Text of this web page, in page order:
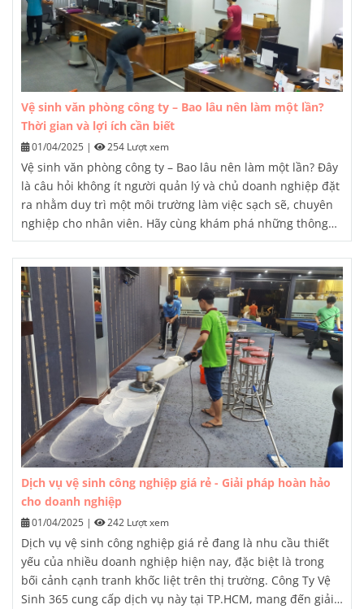
Vệ sinh văn phòng công ty – Bao lâu nên làm một lần?
Thời gian và lợi ích cần biết
01/04/2025 | 254 Lượt xem
Vệ sinh văn phòng công ty – Bao lâu nên làm một lần? Đây
là câu hỏi không ít người quản lý và chủ doanh nghiệp đặt
ra nhằm duy trì một môi trường làm việc sạch sẽ, chuyên
nghiệp cho nhân viên. Hãy cùng khám phá những thông
tin chi tiết về lịch trình vệ sinh văn phòng hợp lý trong bài
viết này.
Dịch vụ vệ sinh công nghiệp giá rẻ - Giải pháp hoàn hảo
cho doanh nghiệp
01/04/2025 | 242 Lượt xem
Dịch vụ vệ sinh công nghiệp giá rẻ đang là nhu cầu thiết
yếu của nhiều doanh nghiệp hiện nay, đặc biệt là trong
bối cảnh cạnh tranh khốc liệt trên thị trường. Công Ty Vệ
Sinh 365 cung cấp dịch vụ này tại TP.HCM, mang đến giải